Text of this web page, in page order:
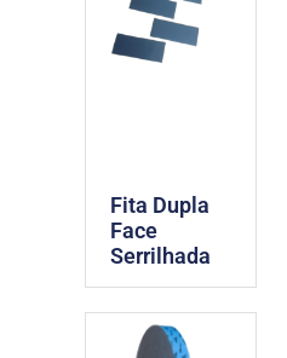
Fita Dupla
Face
Serrilhada